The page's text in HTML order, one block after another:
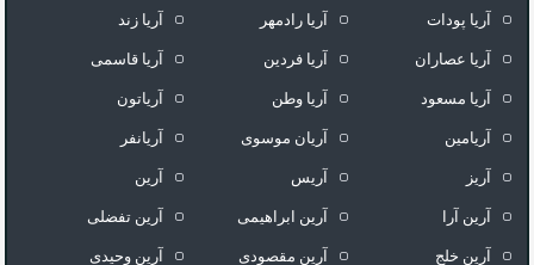
آریا پودات آریا رادمهر آریا زند
آریا عصاران آریا فردین آریا قاسمی
آریا مسعود آریا وطن آریاتون
آریامین آریان موسوی آریانفر
آریز آریس آرین
آرین آرا آرین ابراهیمی آرین تفضلی
آرین خلج آرین مقصودی آرین وحیدی